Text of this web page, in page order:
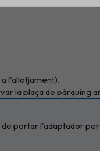
l'allotjament).
la plaça de pàrquing
portar l'adaptador